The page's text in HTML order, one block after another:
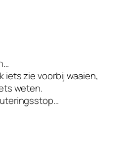
iets zie voorbij waaien,
weten.